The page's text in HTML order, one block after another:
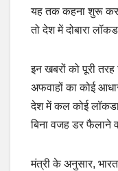
यह तक कहना शुरू कर
तो देश में दोबारा
इन खबरों को पूरी
अफवाहों का कोई
देश में कल कोई
बिना वजह डर फैलाने
मंत्री के अनुसार,